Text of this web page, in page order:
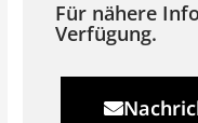
Für nähere
Verfügung.